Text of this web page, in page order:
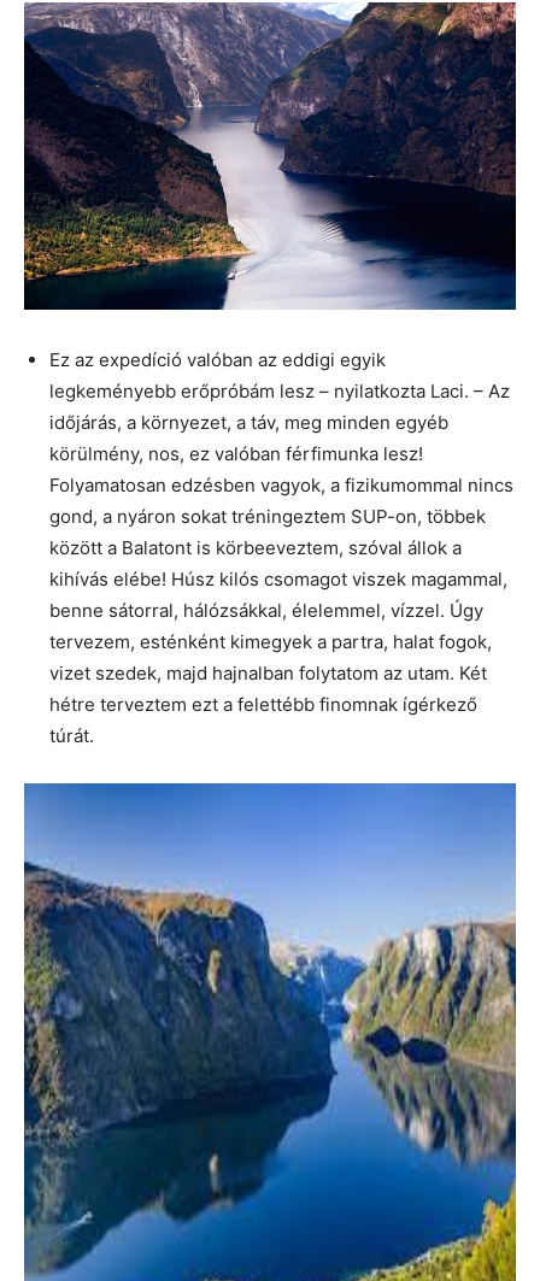
Ez az expedíció valóban az eddigi egyik
legkeményebb erőpróbám lesz – nyilatkozta Laci. – Az
időjárás, a környezet, a táv, meg minden egyéb
körülmény, nos, ez valóban férfimunka lesz!
Folyamatosan edzésben vagyok, a fizikumommal nincs
gond, a nyáron sokat tréningeztem SUP-on, többek
között a Balatont is körbeeveztem, szóval állok a
kihívás elébe! Húsz kilós csomagot viszek magammal,
benne sátorral, hálózsákkal, élelemmel, vízzel. Úgy
tervezem, esténként kimegyek a partra, halat fogok,
vizet szedek, majd hajnalban folytatom az utam. Két
hétre terveztem ezt a felettébb finomnak ígérkező
túrát.